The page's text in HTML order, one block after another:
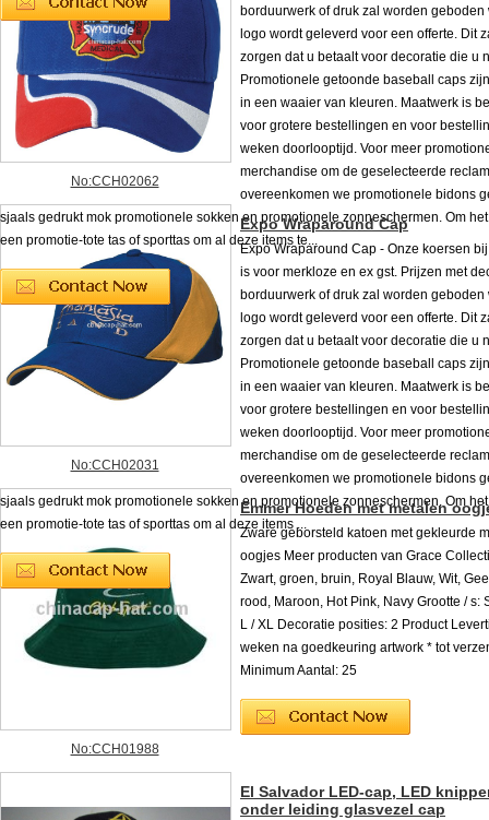
No:CCH02062
borduurwerk of druk zal worden geboden
logo wordt geleverd voor een offerte. Dit
zorgen dat u betaalt voor decoratie die u
Promotionele getoonde baseball caps
in een waaier van kleuren. Maatwerk is
voor grotere bestellingen en voor
weken doorlooptijd. Voor meer
merchandise om de geselecteerde
overeenkomen we promotionele bidons
sjaals gedrukt mok promotionele sokken en promotionele zonneschermen. Om
een promotie-tote tas of sporttas om al deze items te...
No:CCH02031
Expo Wraparound Cap
Expo Wraparound Cap - Onze koersen
is voor merkloze en ex gst. Prijzen met
borduurwerk of druk zal worden geboden
logo wordt geleverd voor een offerte. Dit
zorgen dat u betaalt voor decoratie die u
Promotionele getoonde baseball caps
in een waaier van kleuren. Maatwerk is
voor grotere bestellingen en voor
weken doorlooptijd. Voor meer
merchandise om de geselecteerde
overeenkomen we promotionele bidons
sjaals gedrukt mok promotionele sokken en promotionele zonneschermen. Om
een promotie-tote tas of sporttas om al deze items ...
No:CCH01988
Emmer Hoeden met metalen
Zware geborsteld katoen met gekleurde
oogjes Meer producten van Grace
Zwart, groen, bruin, Royal Blauw, Wit,
rood, Maroon, Hot Pink, Navy Grootte / s:
L / XL Decoratie posities: 2 Product
weken na goedkeuring artwork * tot
Minimum Aantal: 25
El Salvador LED-cap, LED
onder leiding glasvezel cap